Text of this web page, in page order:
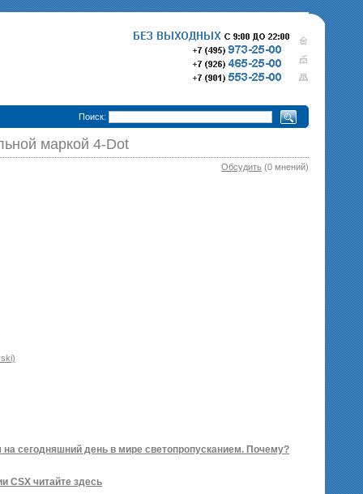
•
Поиск:
маркой 4-Dot
Обсудить (0 мнений)
сегодняшний день в мире светопропусканием. Почему?
CSX читайте здесь